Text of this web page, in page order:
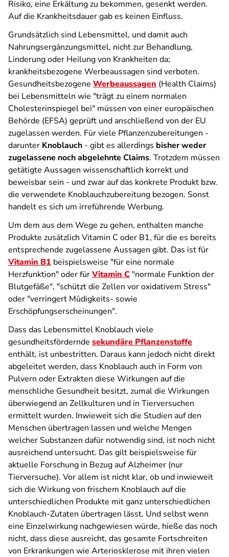
Risiko, eine Erkältung zu bekommen, gesenkt werden.
Auf die Krankheitsdauer gab es keinen Einfluss.
Grundsätzlich sind Lebensmittel, und damit auch
Nahrungsergänzungsmittel, nicht zur Behandlung,
Linderung oder Heilung von Krankheiten da;
krankheitsbezogene Werbeaussagen sind verboten.
Gesundheitsbezogene Werbeaussagen (Health Claims)
bei Lebensmitteln wie "trägt zu einem normalen
Cholesterinspiegel bei" müssen von einer europäischen
Behörde (EFSA) geprüft und anschließend von der EU
zugelassen werden. Für viele Pflanzenzubereitungen -
darunter Knoblauch - gibt es allerdings bisher weder
zugelassene noch abgelehnte Claims. Trotzdem müssen
getätigte Aussagen wissenschaftlich korrekt und
beweisbar sein - und zwar auf das konkrete Produkt bzw.
die verwendete Knoblauchzubereitung bezogen. Sonst
handelt es sich um irreführende Werbung.
Um dem aus dem Wege zu gehen, enthalten manche
Produkte zusätzlich Vitamin C oder B1, für die es bereits
entsprechende zugelassene Aussagen gibt. Das ist für
Vitamin B1 beispielsweise "für eine normale
Herzfunktion" oder fürVitamin C "normale Funktion der
Blutgefäße", "schützt die Zellen vor oxidativem Stress"
oder "verringert Müdigkeits- sowie
Erschöpfungserscheinungen".
Dass das Lebensmittel Knoblauch viele
gesundheitsfördernde sekundäre Pflanzenstoffe
enthält, ist unbestritten. Daraus kann jedoch nicht direkt
abgeleitet werden, dass Knoblauch auch in Form von
Pulvern oder Extrakten diese Wirkungen auf die
menschliche Gesundheit besitzt, zumal die Wirkungen
überwiegend an Zellkulturen und in Tierversuchen
ermittelt wurden. Inwieweit sich die Studien auf den
Menschen übertragen lassen und welche Mengen
welcher Substanzen dafür notwendig sind, ist noch nicht
ausreichend untersucht. Das gilt beispielsweise für
aktuelle Forschung in Bezug auf Alzheimer (nur
Tierversuche). Vor allem ist nicht klar, ob und inwieweit
sich die Wirkung von frischem Knoblauch auf die
unterschiedlichen Produkte mit ganz unterschiedlichen
Knoblauch-Zutaten übertragen lässt. Und selbst wenn
eine Einzelwirkung nachgewiesen würde, hieße das noch
nicht, dass diese ausreicht, das gesamte Fortschreiten
von Erkrankungen wie Arteriosklerose mit ihren vielen